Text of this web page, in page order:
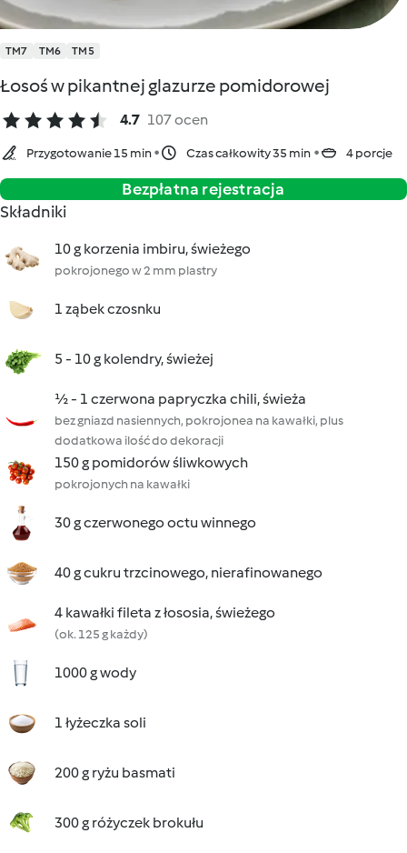
TM7 TM6 TM5
Łosoś w pikantnej glazurze pomidorowej
4.7 107 ocen
Przygotowanie 15 min Czas całkowity 35 min 4 porcje
Bezpłatna rejestracja
Składniki
10 g korzenia imbiru, świeżego
pokrojonego w 2 mm plastry
1 ząbek czosnku
5 - 10 g kolendry, świeżej
½ - 1 czerwona papryczka chili, świeża
bez gniazd nasiennych, pokrojonea na kawałki, plus
dodatkowa ilość do dekoracji
150 g pomidorów śliwkowych
pokrojonych na kawałki
30 g czerwonego octu winnego
40 g cukru trzcinowego, nierafinowanego
4 kawałki fileta z łososia, świeżego
(ok. 125 g każdy)
1000 g wody
1 łyżeczka soli
200 g ryżu basmati
300 g różyczek brokułu